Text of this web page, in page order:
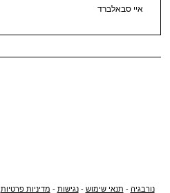
איי סבאלברד
נורבגיה - תנאי שימוש -נגישות - מדיניות פרטיות